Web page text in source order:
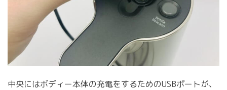
中央にはボディー本体の充電をするためのUSBポートが、